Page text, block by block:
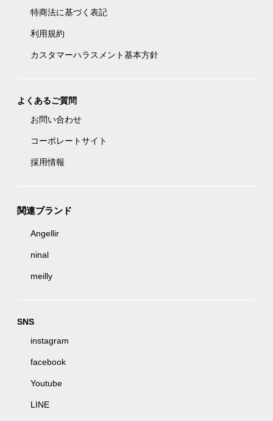
特商法に基づく表記
利用規約
カスタマーハラスメント基本方針
よくあるご質問
お問い合わせ
コーポレートサイト
採用情報
関連ブランド
Angellir
ninal
meilly
SNS
instagram
facebook
Youtube
LINE